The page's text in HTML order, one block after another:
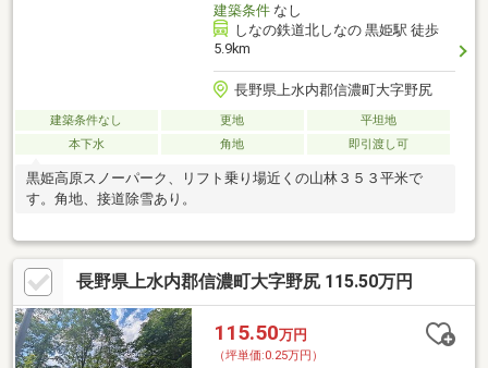
建築条件なし
しなの鉄道北しなの 黒姫駅 徒歩
5.9km
長野県上水内郡信濃町大字野尻
建築条件なし 更地
平坦地
本下水
角地 即引渡し可
黒姫高原スノーパーク、リフト乗り場近くの山林３５３平米で
す。角地、接道除雪あり。
長野県上水内郡信濃町大字野尻 115.50万円
115.50万円
（坪単価:0.25万円）